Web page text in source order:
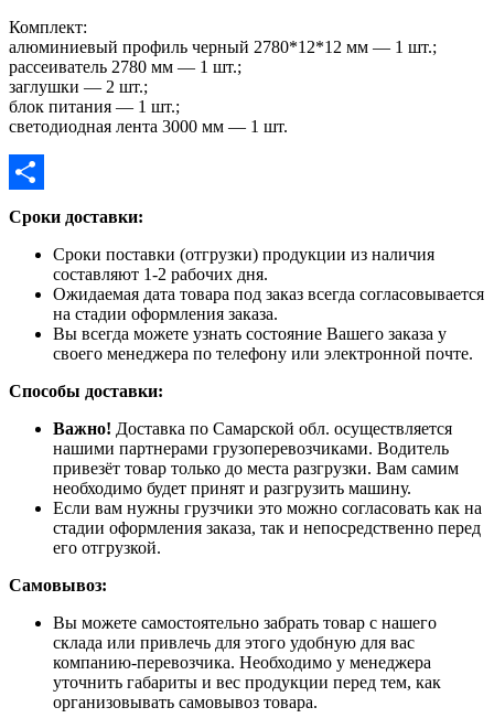
Комплект:
алюминиевый профиль черный 2780*12*12 мм — 1 шт.;
рассеиватель 2780 мм — 1 шт.;
заглушки — 2 шт.;
блок питания — 1 шт.;
светодиодная лента 3000 мм — 1 шт.
Отправить
Сроки доставки:
Сроки поставки (отгрузки) продукции из наличия
составляют 1-2 рабочих дня.
Ожидаемая дата товара под заказ всегда согласовывается
на стадии оформления заказа.
Вы всегда можете узнать состояние Вашего заказа у
своего менеджера по телефону или электронной почте.
Способы доставки:
Важно! Доставка по Самарской обл. осуществляется
нашими партнерами грузоперевозчиками. Водитель
привезёт товар только до места разгрузки. Вам самим
необходимо будет принят и разгрузить машину.
Если вам нужны грузчики это можно согласовать как на
стадии оформления заказа, так и непосредственно перед
его отгрузкой.
Самовывоз:
Вы можете самостоятельно забрать товар с нашего
склада или привлечь для этого удобную для вас
компанию-перевозчика. Необходимо у менеджера
уточнить габариты и вес продукции перед тем, как
организовывать самовывоз товара.